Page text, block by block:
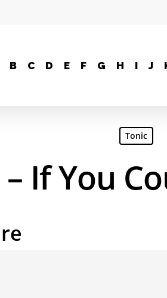
B C D E F G H I J
Tonic
If You